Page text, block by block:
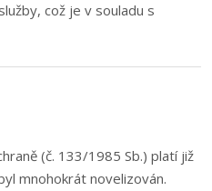
což je v souladu s
(č. 133/1985 Sb.) platí již
mnohokrát novelizován.